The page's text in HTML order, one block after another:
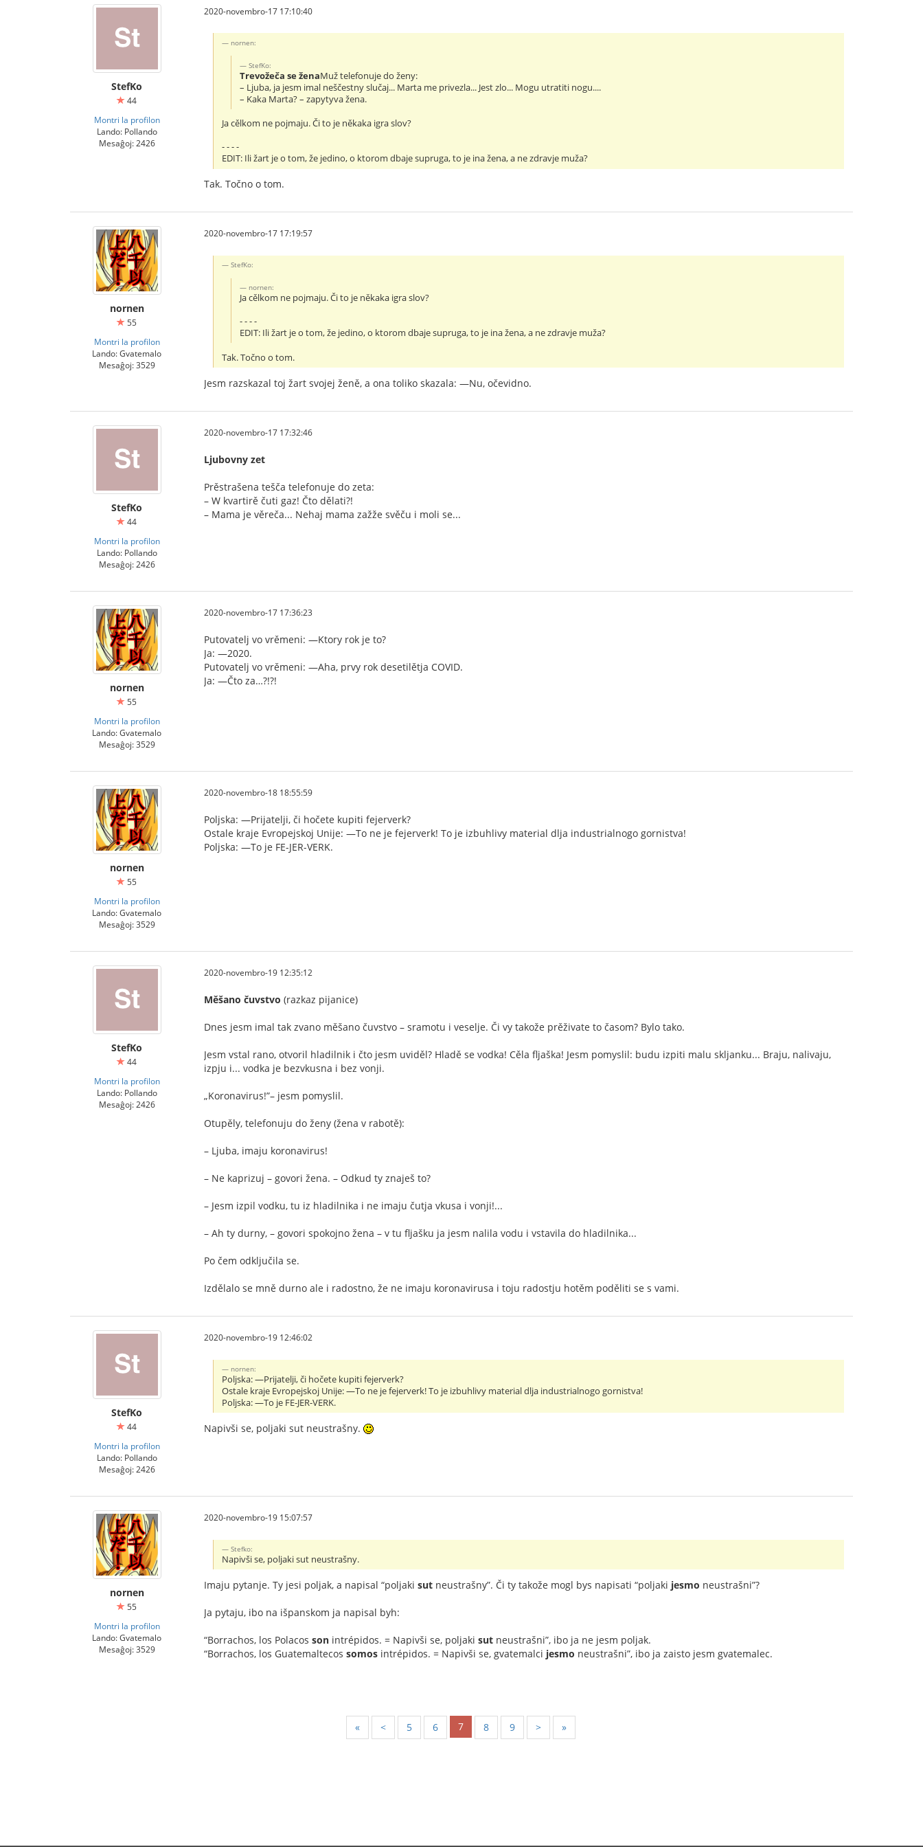
StefKo
44
Montri la profilon
Lando: Pollando
Mesaĝoj: 2426
2020-novembro-17 17:10:40
nornen:
StefKo:
Trevožeča se ženaMuž telefonuje do ženy:
– Ljuba, ja jesm imal neščestny slučaj... Marta me privezla... Jest zlo... Mogu utratiti nogu....
– Kaka Marta? – zapytyva žena.
Ja cělkom ne pojmaju. Či to je někaka igra slov?
- - - -
EDIT: Ili žart je o tom, že jedino, o ktorom dbaje supruga, to je ina žena, a ne zdravje muža?
Tak. Točno o tom.
nornen
55
Montri la profilon
Lando: Gvatemalo
Mesaĝoj: 3529
2020-novembro-17 17:19:57
StefKo:
nornen:
Ja cělkom ne pojmaju. Či to je někaka igra slov?
- - - -
EDIT: Ili žart je o tom, že jedino, o ktorom dbaje supruga, to je ina žena, a ne zdravje muža?
Tak. Točno o tom.
Jesm razskazal toj žart svojej ženě, a ona toliko skazala: —Nu, očevidno.
StefKo
44
Montri la profilon
Lando: Pollando
Mesaĝoj: 2426
2020-novembro-17 17:32:46
Ljubovny zet
Prěstrašena tešča telefonuje do zeta:
– W kvartirě čuti gaz! Čto dělati?!
– Mama je věreča... Nehaj mama zažže svěču i moli se...
nornen
55
Montri la profilon
Lando: Gvatemalo
Mesaĝoj: 3529
2020-novembro-17 17:36:23
Putovatelj vo vrěmeni: —Ktory rok je to?
Ja: —2020.
Putovatelj vo vrěmeni: —Aha, prvy rok desetilětja COVID.
Ja: —Čto za…?!?!
nornen
55
Montri la profilon
Lando: Gvatemalo
Mesaĝoj: 3529
2020-novembro-18 18:55:59
Poljska: —Prijatelji, či hočete kupiti fejerverk?
Ostale kraje Evropejskoj Unije: —To ne je fejerverk! To je izbuhlivy material dlja industrialnogo gornistva!
Poljska: —To je FE-JER-VERK.
StefKo
44
Montri la profilon
Lando: Pollando
Mesaĝoj: 2426
2020-novembro-19 12:35:12
Měšano čuvstvo (razkaz pijanice)
Dnes jesm imal tak zvano měšano čuvstvo – sramotu i veselje. Či vy takože prěživate to časom? Bylo tako.
Jesm vstal rano, otvoril hladilnik i čto jesm uviděl? Hladě se vodka! Cěla fljaška! Jesm pomyslil: budu izpiti malu skljanku... Braju, nalivaju,
izpju i... vodka je bezvkusna i bez vonji.
„Koronavirus!”– jesm pomyslil.
Otupěly, telefonuju do ženy (žena v rabotě):
– Ljuba, imaju koronavirus!
– Ne kaprizuj – govori žena. – Odkud ty znaješ to?
– Jesm izpil vodku, tu iz hladilnika i ne imaju čutja vkusa i vonji!...
– Ah ty durny, – govori spokojno žena – v tu fljašku ja jesm nalila vodu i vstavila do hladilnika...
Po čem odključila se.
Izdělalo se mně durno ale i radostno, že ne imaju koronavirusa i toju radostju hotěm poděliti se s vami.
StefKo
44
Montri la profilon
Lando: Pollando
Mesaĝoj: 2426
2020-novembro-19 12:46:02
nornen:
Poljska: —Prijatelji, či hočete kupiti fejerverk?
Ostale kraje Evropejskoj Unije: —To ne je fejerverk! To je izbuhlivy material dlja industrialnogo gornistva!
Poljska: —To je FE-JER-VERK.
Napivši se, poljaki sut neustrašny.
nornen
55
Montri la profilon
Lando: Gvatemalo
Mesaĝoj: 3529
2020-novembro-19 15:07:57
Stefko:
Napivši se, poljaki sut neustrašny.
Imaju pytanje. Ty jesi poljak, a napisal “poljaki sut neustrašny”. Či ty takože mogl bys napisati “poljaki jesmo neustrašni”?
Ja pytaju, ibo na išpanskom ja napisal byh:
“Borrachos, los Polacos son intrépidos. = Napivši se, poljaki sut neustrašni”, ibo ja ne jesm poljak.
“Borrachos, los Guatemaltecos somos intrépidos. = Napivši se, gvatemalci jesmo neustrašni”, ibo ja zaisto jesm gvatemalec.
« < 5 6 7 8 9 > »